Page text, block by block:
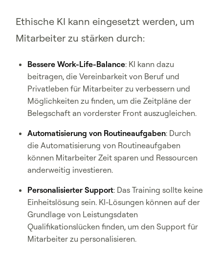
Ethische KI kann eingesetzt werden, um
Mitarbeiter zu stärken durch:
Bessere Work-Life-Balance: KI kann dazu
beitragen, die Vereinbarkeit von Beruf und
Privatleben für Mitarbeiter zu verbessern und
Möglichkeiten zu finden, um die Zeitpläne der
Belegschaft an vorderster Front auszugleichen.
Automatisierung von Routineaufgaben: Durch
die Automatisierung von Routineaufgaben
können Mitarbeiter Zeit sparen und Ressourcen
anderweitig investieren.
Personalisierter Support: Das Training sollte keine
Einheitslösung sein. KI-Lösungen können auf der
Grundlage von Leistungsdaten
Qualifikationslücken finden, um den Support für
Mitarbeiter zu personalisieren.